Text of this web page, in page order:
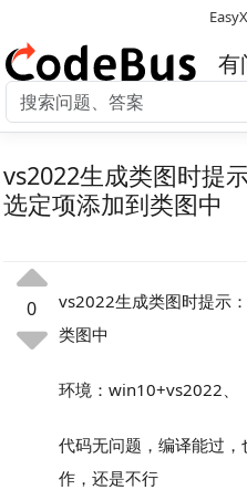
EasyX
有
vs2022生成类图时提
选定项添加到类图中
0
vs2022生成类图时提示
类图中
环境：win10+vs2022、
代码无问题，编译能过
作，还是不行